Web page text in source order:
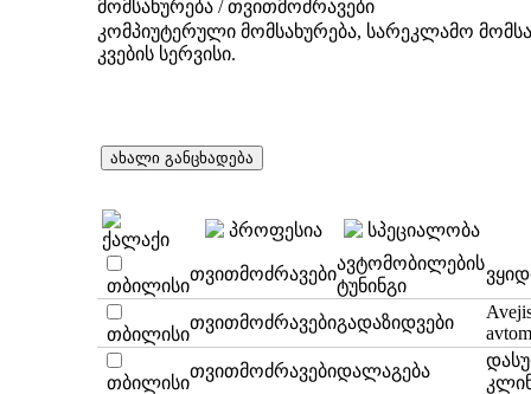
მომსახურება /თვითმოძრავები
კომპიუტერული მომსახურება, სარეკლამო
კვების სერვისი.
ქალაქი პროფესია სპეციალობა
თბილისი
თვითმოძრავები
ავტომობილების
ტუნინგი
თბილისი
თვითმოძრავებიგადაზიდვები
თბილისი
თვითმოძრავებიდალაგება